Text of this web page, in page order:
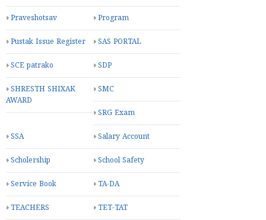
Praveshotsav Program
Pustak Issue Register SAS PORTAL
SCE patrako SDP
SHRESTH SHIXAK
AWARD
SMC
SRG Exam
SSA Salary Account
Scholership School Safety
Service Book TA-DA
TEACHERS TET-TAT